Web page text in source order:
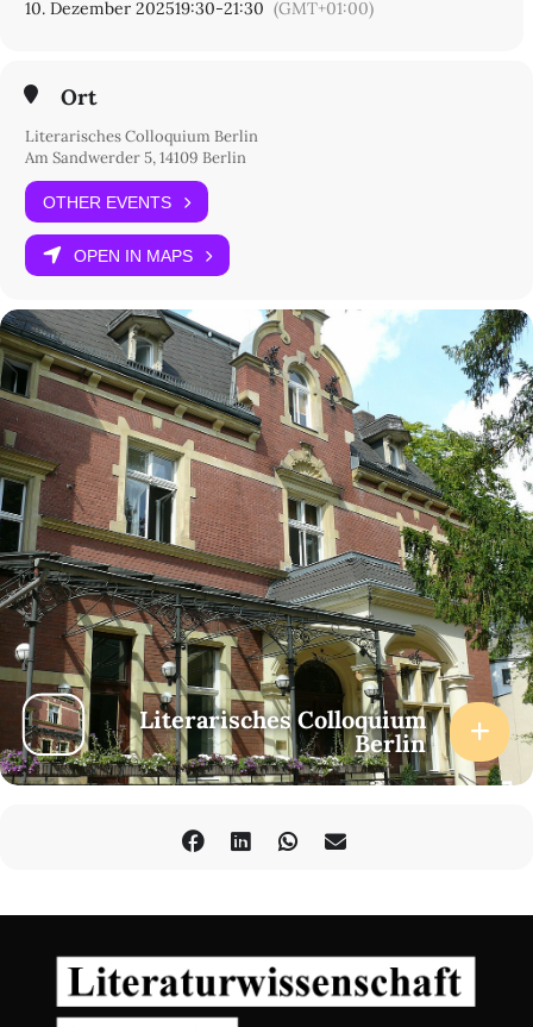
10. Dezember 202519:30-21:30 (GMT+01:00)
Ort
Literarisches Colloquium Berlin
Am Sandwerder 5, 14109 Berlin
OTHER EVENTS
OPEN IN MAPS
Literarisches Colloquium
Berlin